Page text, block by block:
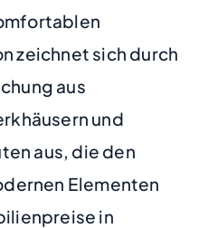
zeichnet sich durch
aus
und
aus, die den
Elementen
in